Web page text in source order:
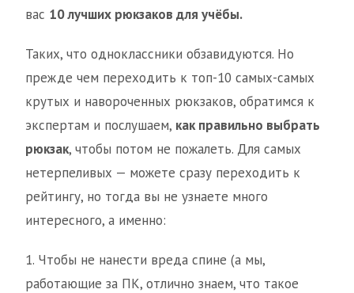
вас 10 лучших рюкзаков для учёбы.
Таких, что одноклассники обзавидуются. Но
прежде чем переходить к топ-10 самых-самых
крутых и навороченных рюкзаков, обратимся к
экспертам и послушаем, как правильно выбрать
рюкзак, чтобы потом не пожалеть. Для самых
нетерпеливых — можете сразу переходить к
рейтингу, но тогда вы не узнаете много
интересного, а именно:
1. Чтобы не нанести вреда спине (а мы,
работающие за ПК, отлично знаем, что такое